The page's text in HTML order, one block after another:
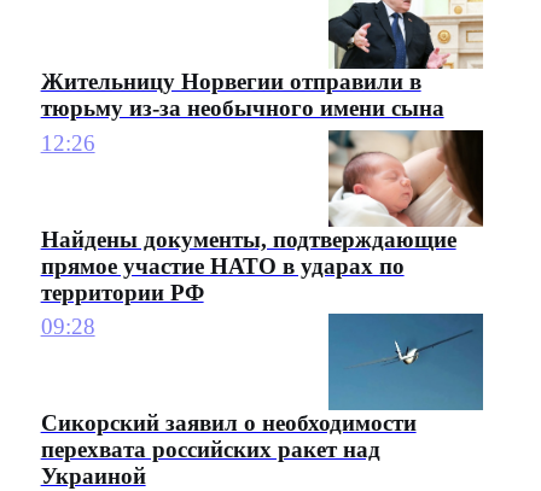
Жительницу Норвегии отправили в
тюрьму из-за необычного имени сына
12:26
Найдены документы, подтверждающие
прямое участие НАТО в ударах по
территории РФ
09:28
Сикорский заявил о необходимости
перехвата российских ракет над
Украиной